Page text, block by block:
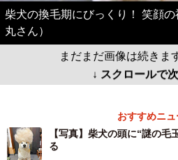
柴犬の換毛期にびっくり！ 笑顔
丸さん）
まだまだ画像は続きま
↓ スクロールで
おすすめニュ
【写真】柴犬の頭に“謎の
る